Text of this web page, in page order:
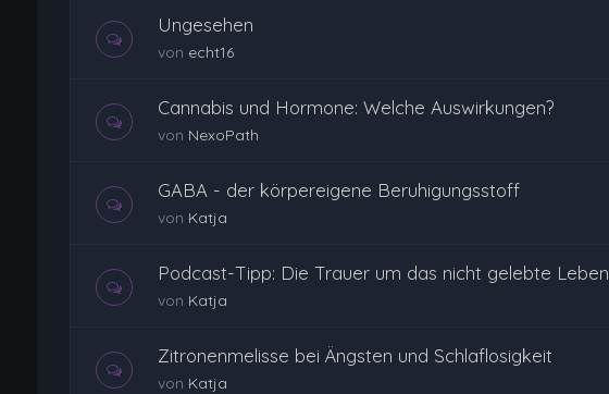
Ungesehen
von echt16
Cannabis und Hormone: Welche Auswirkungen?
von NexoPath
GABA - der körpereigene Beruhigungsstoff
von Katja
Podcast-Tipp: Die Trauer um das nicht gelebte Leben
von Katja
Zitronenmelisse bei Ängsten und Schlaflosigkeit
von Katja